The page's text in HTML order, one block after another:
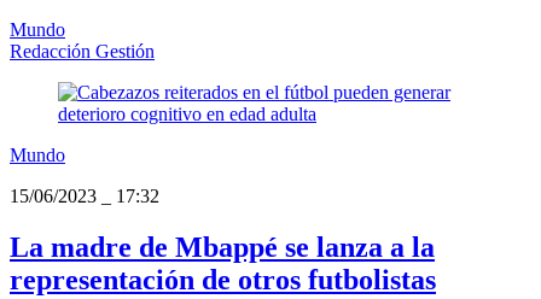
Mundo
Redacción Gestión
Mundo
15/06/2023
17:32
La madre de Mbappé se lanza a la
representación de otros futbolistas